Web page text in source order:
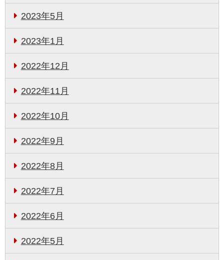
2023年5月
2023年1月
2022年12月
2022年11月
2022年10月
2022年9月
2022年8月
2022年7月
2022年6月
2022年5月